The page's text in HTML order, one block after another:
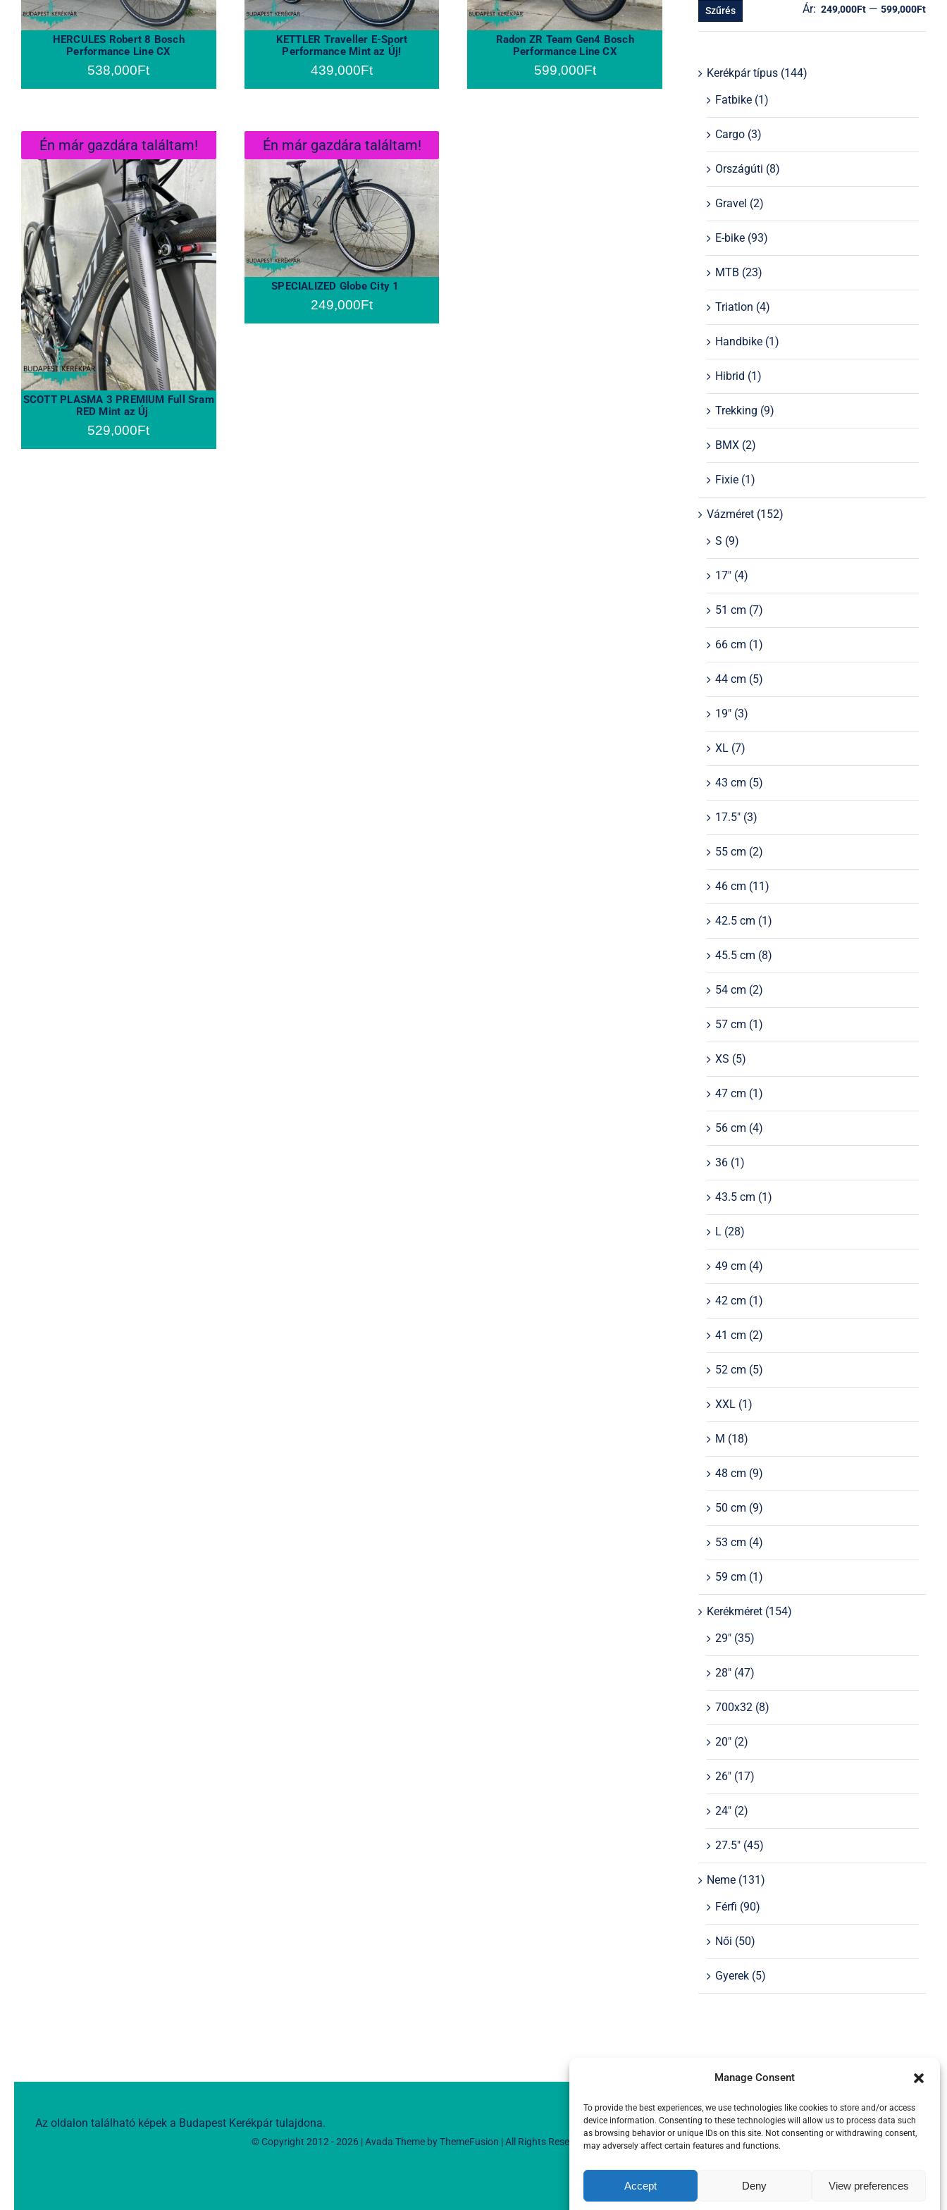
Manage Consent
To provide the best experiences, we use technologies like cookies to store and/or access
device information. Consenting to these technologies will allow us to process data such
as browsing behavior or unique IDs on this site. Not consenting or withdrawing consent,
may adversely affect certain features and functions.
Accept Deny View preferences
HERCULES Robert 8 Bosch
Performance Line CX
538,000Ft
KETTLER Traveller E-Sport
Performance Mint az Új!
439,000Ft
Radon ZR Team Gen4 Bosch
Performance Line CX
599,000Ft
Én már gazdára találtam!
SCOTT PLASMA 3
PREMIUM Full Sram RED
Mint az Új
SCOTT PLASMA 3 PREMIUM Full Sram
RED Mint az Új
529,000Ft
Én már gazdára találtam!
SPECIALIZED Globe City
1
SPECIALIZED Globe City 1
249,000Ft
Min
ár
Max
ár
Szűrés Ár: 249,000Ft —599,000Ft
Kerékpár típus (144)
Fatbike (1)
Cargo (3)
Országúti (8)
Gravel (2)
E-bike (93)
MTB (23)
Triatlon (4)
Handbike (1)
Hibrid (1)
Trekking (9)
BMX (2)
Fixie (1)
Vázméret (152)
S (9)
17" (4)
51 cm (7)
66 cm (1)
44 cm (5)
19" (3)
XL (7)
43 cm (5)
17.5" (3)
55 cm (2)
46 cm (11)
42.5 cm (1)
45.5 cm (8)
54 cm (2)
57 cm (1)
XS (5)
47 cm (1)
56 cm (4)
36 (1)
43.5 cm (1)
L (28)
49 cm (4)
42 cm (1)
41 cm (2)
52 cm (5)
XXL (1)
M (18)
48 cm (9)
50 cm (9)
53 cm (4)
59 cm (1)
Kerékméret (154)
29" (35)
28" (47)
700x32 (8)
20" (2)
26" (17)
24" (2)
27.5" (45)
Neme (131)
Férfi (90)
Női (50)
Gyerek (5)
Az oldalon található képek a Budapest Kerékpár tulajdona.
© Copyright 2012 - 2026 | Avada Theme byThemeFusion | All Rights Reserved | Powered byWordPress